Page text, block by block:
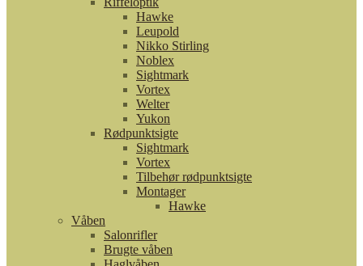
Hawke
Leupold
Nikko Stirling
Noblex
Sightmark
Vortex
Welter
Yukon
Rødpunktsigte
Sightmark
Vortex
Tilbehør rødpunktsigte
Montager
Hawke
Våben
Salonrifler
Brugte våben